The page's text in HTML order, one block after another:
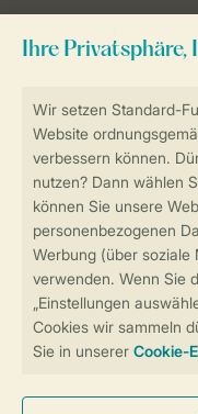
Sicher und
Sichere
Sicheres Bezahlen